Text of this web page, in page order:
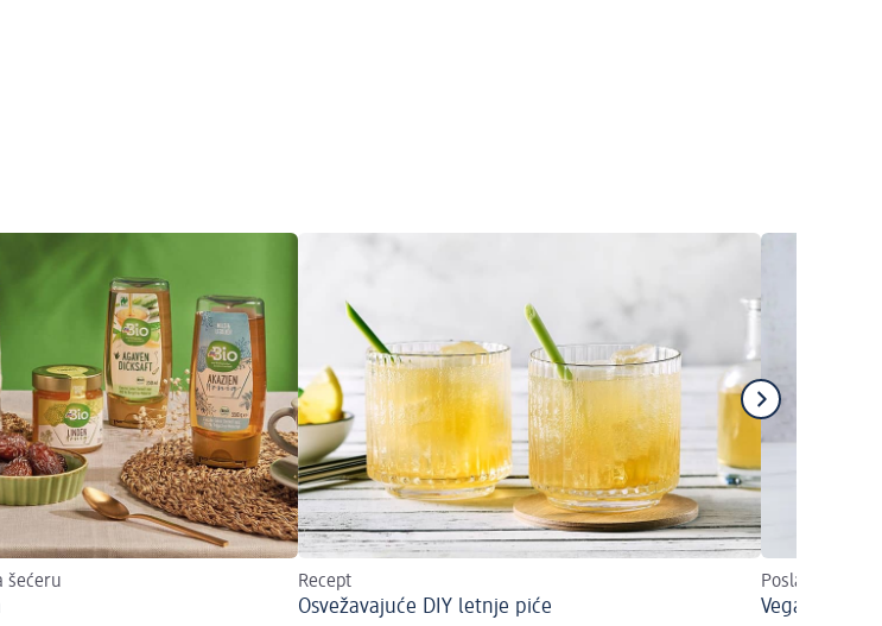
šećeru Recept
Osvežavajuće DIY letnje piće
Poslastica s
Veganski